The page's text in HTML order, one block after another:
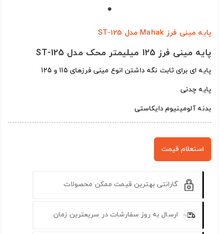
پایه مینی فرز Mahak مدل ST-125
پایه مینی فرز 125 میلیمتر محک مدل ST-125
پایه ای برای ثابت نگه داشتن انوع مینی فرزهای 115 و 125
پایه چدنی
بدنه آلومینیوم دایکاستی
استعلام قیمت
گارانتی بهترین قیمت ممکن محصولات
ارسال به روز سفارشات در سریعترین زمان